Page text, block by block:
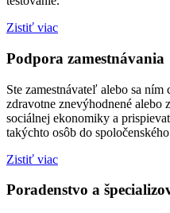
Zistiť viac
Podpora zamestnávania
Ste zamestnávateľ alebo sa
zdravotne znevýhodnené
sociálnej ekonomiky a
takýchto osôb do
Zistiť viac
Poradenstvo a